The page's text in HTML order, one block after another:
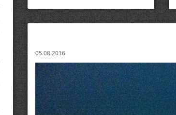
05.08.2016